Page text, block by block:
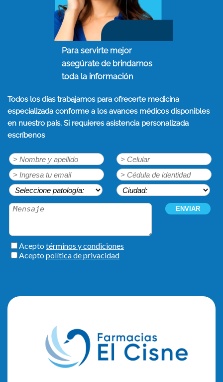
Para servirte mejor
asegúrate de brindarnos
toda la información
Todos los días trabajamos para ofrecerte medicina
especializada conforme a los avances médicos disponibles
en nuestro país. Si requieres asistencia personalizada
escríbenos